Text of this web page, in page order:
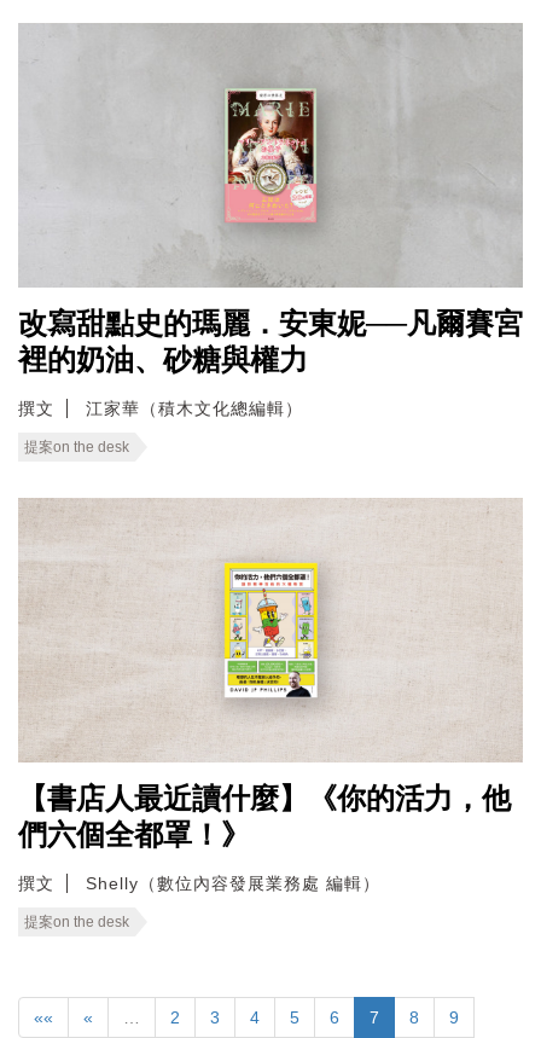
改寫甜點史的瑪麗．安東妮──凡爾賽宮
裡的奶油、砂糖與權力
撰文 江家華（積木文化總編輯）
提案on the desk
【書店人最近讀什麼】《你的活力，他
們六個全都罩！》
撰文 Shelly（數位內容發展業務處 編輯）
提案on the desk
«« « 2 3 4 5 6 7 8 9